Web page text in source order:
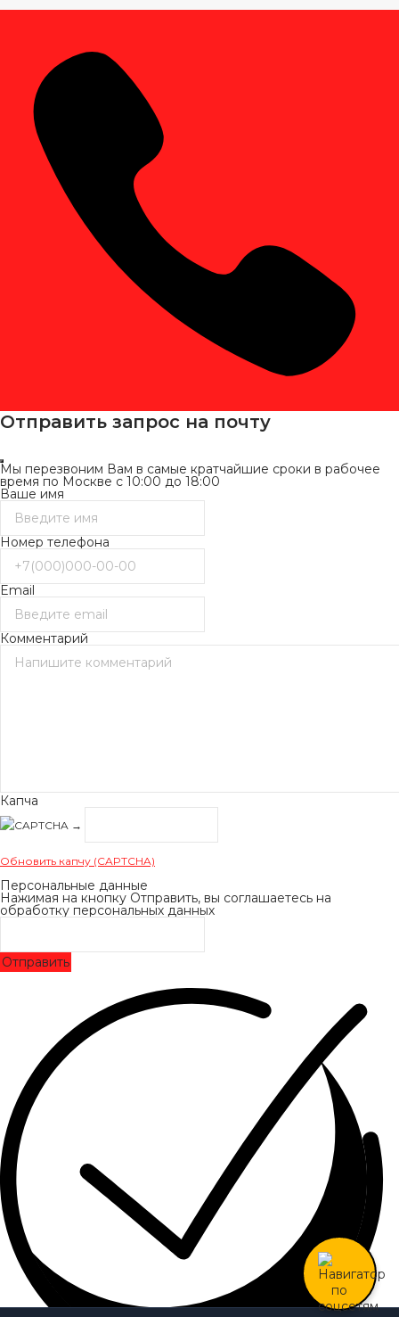
Отправить запрос на почту
Мы перезвоним Вам в самые кратчайшие сроки в рабочее
время по Москве с 10:00 до 18:00
Ваше имя
Номер телефона
Email
Комментарий
Капча
→
Обновить капчу (CAPTCHA)
Персональные данные
Нажимая на кнопку Отправить, вы соглашаетесь на
обработку персональных данных
Отправить